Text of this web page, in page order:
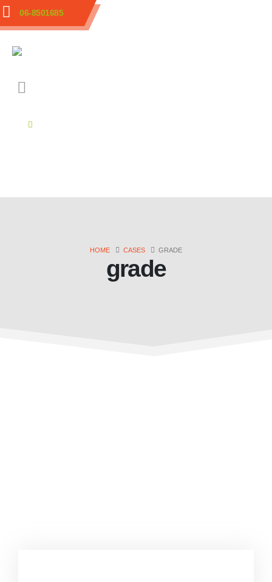
06-8501685
HOME CASES GRADE
grade